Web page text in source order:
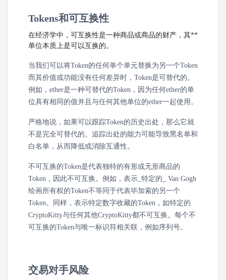
Tokens和可互换性
在经济学中，可互换性是一种商品或商品的财产，其**
单位本质上是可以互换的。
当我们可以将Token的任何单个单元替换为另一个Token
而其价值或功能没有任何差异时，Token是可替代的。
例如，ether是一种可替代的Token，因为任何ether的单
位具有相同的值并且与任何其他单位的ether一起使用。
严格地说，如果可以跟踪Token的历史出处，那么它就
不是完全可替代的。追踪出处的能力可能导致黑名单和
白名单，从而降低或消除互通性。
不可互换的Token是代表独特的有形或无形商品的
Token，因此不可互换。例如，表示_特定的_ Van Gogh
绘画所有权的Token不等同于代表毕加索的另一个
Token。同样，表示特定数字收藏的Token，如特定的
CryptoKitty与任何其他CryptoKitty都不可互换。每个不
可互换的Token与唯一标识符相关联，例如序列号。
交易对手风险